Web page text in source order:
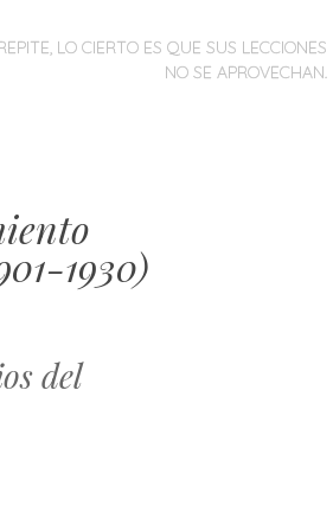
LO CIERTO ES QUE SUS LECCIONES
NO SE APROVECHAN.
1930)
del